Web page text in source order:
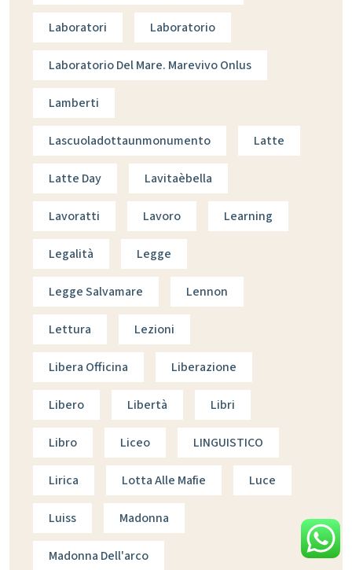
Laboratori Laboratorio
Laboratorio Del Mare. Marevivo Onlus
Lamberti
Lascuoladottaunmonumento Latte
Latte Day Lavitaèbella
Lavoratti Lavoro Learning
Legalità Legge
Legge Salvamare Lennon
Lettura Lezioni
Libera Officina Liberazione
Libero Libertà Libri
Libro Liceo LINGUISTICO
Lirica Lotta Alle Mafie Luce
Luiss Madonna
Madonna Dell'arco